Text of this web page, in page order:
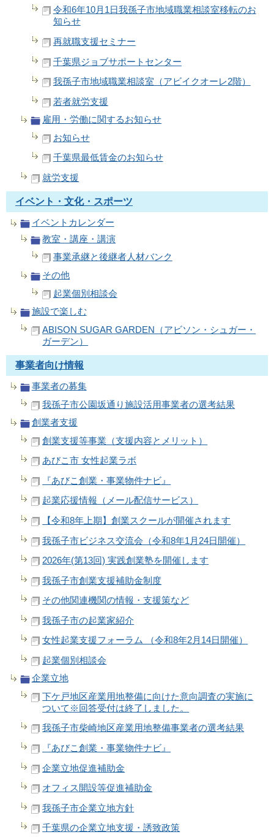
令和6年10月1日我孫子市地域職業相談室移転のお
知らせ
再就職支援セミナー
千葉県ジョブサポートセンター
我孫子市地域職業相談室（アビイクオーレ2階）
若者就労支援
雇用・労働に関するお知らせ
お知らせ
千葉県最低賃金のお知らせ
就労支援
イベント・文化・スポーツ
イベントカレンダー
教室・講座・講演
事業承継と後継者人材バンク
その他
起業個別相談会
施設で楽しむ
ABISON SUGAR GARDEN（アビソン・シュガー・
ガーデン）
事業者向け情報
事業者の募集
我孫子市公園坂通り施設活用事業者の選考結果
創業者支援
創業支援等事業（支援内容とメリット）
あびこ市 女性起業ラボ
『あびこ創業・事業物件ナビ』
起業応援情報（メール配信サービス）
【令和8年上期】創業スクールが開催されます
我孫子市ビジネス交流会（令和8年1月24日開催）
2026年(第13回) 実践創業塾を開催します
我孫子市創業支援補助金制度
その他関連機関の情報・支援策など
我孫子市の起業家紹介
女性起業支援フォーラム （令和8年2月14日開催）
起業個別相談会
企業立地
下ケ戸地区産業用地整備に向けた意向調査の実施に
ついて※回答受付は終了しました。
我孫子市柴崎地区産業用地整備事業者の選考結果
『あびこ創業・事業物件ナビ』
企業立地促進補助金
オフィス開設等促進補助金
我孫子市企業立地方針
千葉県の企業立地支援・誘致政策